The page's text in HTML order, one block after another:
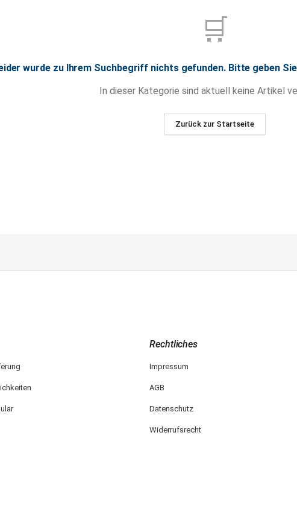
🛒
wurde zu Ihrem Suchbegriff nichts gefunden. Bitte geben
In dieser Kategorie sind aktuell keine Artikel
Zurück zur Startseite
Rechtliches
Impressum
AGB
Datenschutz
Widerrufsrecht